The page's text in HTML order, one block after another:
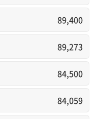
89,400
89,273
84,500
84,059